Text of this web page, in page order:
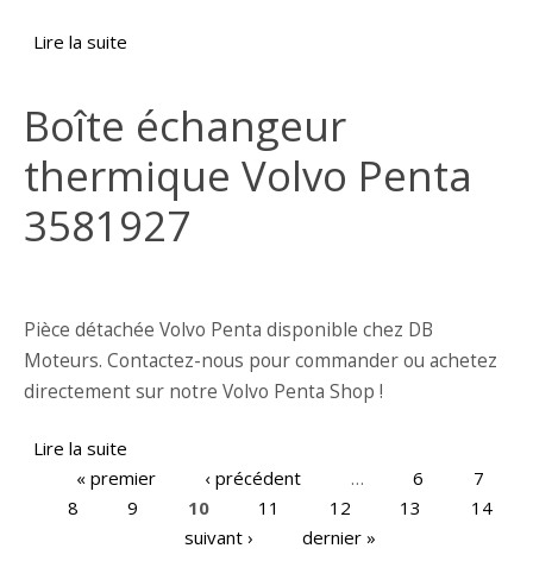
Lire la suite
Boîte échangeur
thermique Volvo Penta
3581927
Pièce détachée Volvo Penta disponible chez DB
Moteurs. Contactez-nous pour commander ou achetez
directement sur notre Volvo Penta Shop !
Lire la suite
3581927
Pages
« premier ‹ précédent … 6
7
8
9 10 11 12 13
14
suivant ›
dernier »